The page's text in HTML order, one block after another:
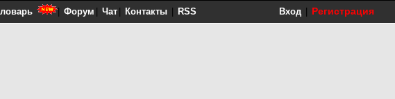
Форум Чат Контакты RSS Вход Регистрация